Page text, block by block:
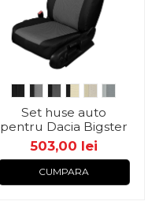
Set huse auto
pentru Dacia Bigster
503,00 lei
CUMPARA